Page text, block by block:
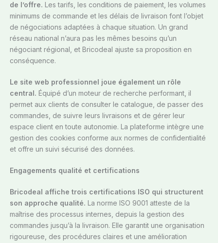
de l’offre. Les tarifs, les conditions de paiement, les volumes
minimums de commande et les délais de livraison font l’objet
de négociations adaptées à chaque situation. Un grand
réseau national n’aura pas les mêmes besoins qu’un
négociant régional, et Bricodeal ajuste sa proposition en
conséquence.
Le site web professionnel joue également un rôle
central. Équipé d’un moteur de recherche performant, il
permet aux clients de consulter le catalogue, de passer des
commandes, de suivre leurs livraisons et de gérer leur
espace client en toute autonomie. La plateforme intègre une
gestion des cookies conforme aux normes de confidentialité
et offre un suivi sécurisé des données.
Engagements qualité et certifications
Bricodeal affiche trois certifications ISO qui structurent
son approche qualité. La norme ISO 9001 atteste de la
maîtrise des processus internes, depuis la gestion des
commandes jusqu’à la livraison. Elle garantit une organisation
rigoureuse, des procédures claires et une amélioration